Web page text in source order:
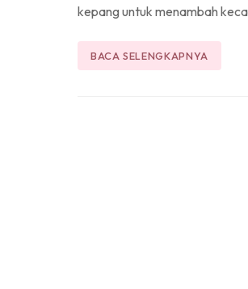
kepang untuk menambah
BACA SELENGKAPNYA